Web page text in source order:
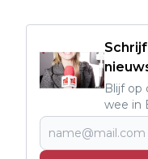
Blijf op
wee in